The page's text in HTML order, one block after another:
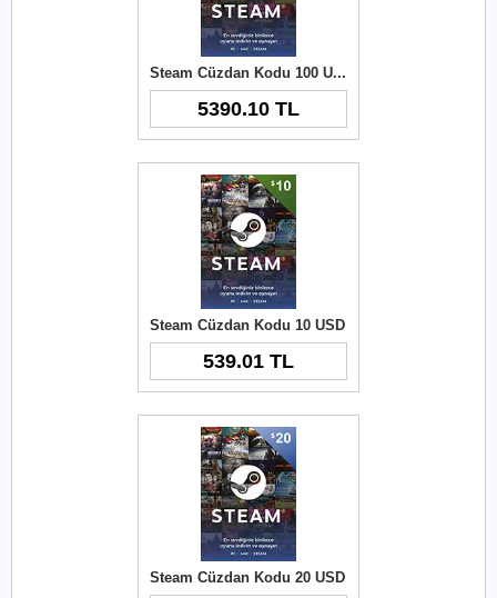
Steam Cüzdan Kodu 100 USD
5390.10 TL
Steam Cüzdan Kodu 10 USD
539.01 TL
Steam Cüzdan Kodu 20 USD